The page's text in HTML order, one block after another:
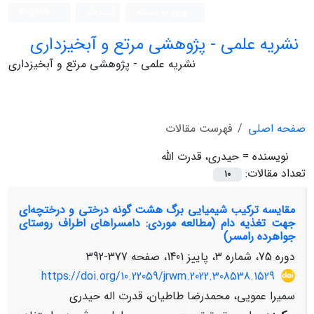
نشریه علمی - پژوهشی مرتع و آبخیزداری
نشریه علمی - پژوهشی مرتع و آبخیزداری
صفحه اصلی
فهرست مقالات
نویسنده = حیدری، قدرت الله
تعداد مقالات:
10
مقایسه ترکیب شیمیایی برگ هشت گونه‌ درختی و درختچه‌ای
جهت تغذیه دام (مطالعه موردی: دامسراهای اطراف روستای
جواهرده رامسر)
دوره 75، شماره 3، پاییز 1401، صفحه
377-392
https://doi.org/10.22059/jrwm.2022.308538.1529
سمیرا عمویی، محمدرضا طاطیان، قدرت اله حیدری